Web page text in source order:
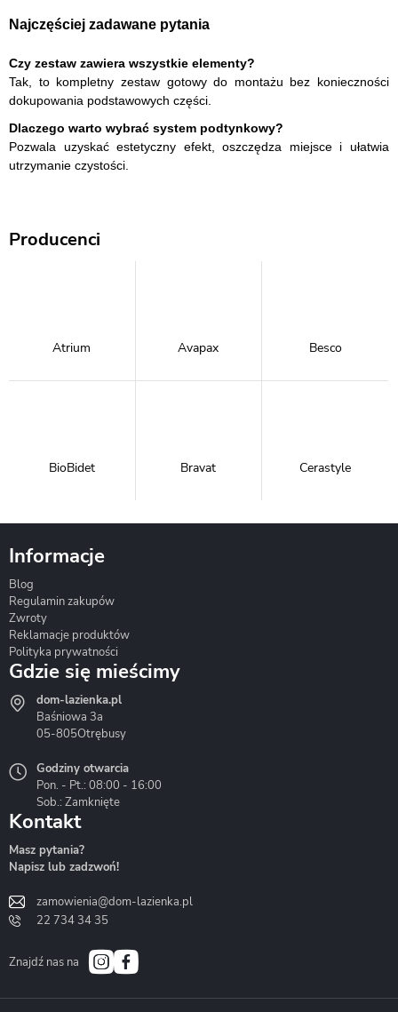
Najczęściej zadawane pytania
Czy zestaw zawiera wszystkie elementy?
Tak, to kompletny zestaw gotowy do montażu bez konieczności
dokupowania podstawowych części.
Dlaczego warto wybrać system podtynkowy?
Pozwala uzyskać estetyczny efekt, oszczędza miejsce i ułatwia
utrzymanie czystości.
Producenci
Atrium Avapax Besco
BioBidet Bravat Cerastyle
Hydrostop
Liveno
Bath&Spa
Informacje
Blog
Regulamin zakupów
Zwroty
Reklamacje produktów
Polityka prywatności
Gdzie się mieścimy
dom-lazienka.pl
Baśniowa 3a
05-805Otrębusy
Godziny otwarcia
Pon. - Pt.: 08:00 - 16:00
Sob.: Zamknięte
Kontakt
Masz pytania?
Napisz lub zadzwoń!
zamowienia@dom-lazienka.pl
22 734 34 35
Znajdź nas na